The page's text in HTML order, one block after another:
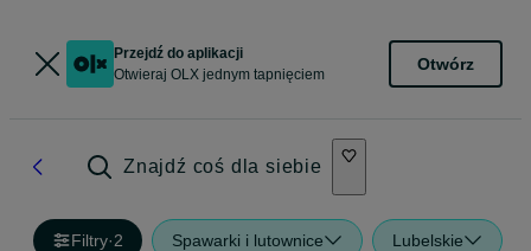
Przejdź do aplikacji
Otwieraj OLX jednym tapnięciem
Otwórz
Znajdź coś dla siebie
Filtry·2 Spawarki i lutownice Lubelskie